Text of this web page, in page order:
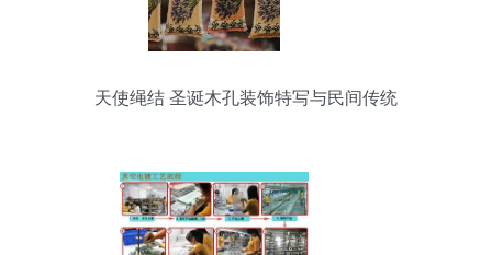
天使绳结 圣诞木孔装饰特写与民间传统